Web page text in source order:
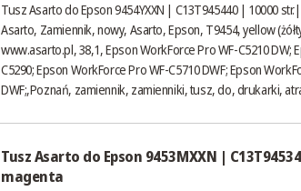
Tusz Asarto do Epson 9454YXXN | C13T945440 | 10000
Asarto, Zamiennik, nowy, Asarto, Epson, T9454, yellow
www.asarto.pl, 38,1, Epson WorkForce Pro WF-C5210 DW;
C5290; Epson WorkForce Pro WF-C5710 DWF; Epson
DWF;,Poznań, zamiennik, zamienniki, tusz, do, drukarki,
Tusz Asarto do Epson 9453MXXN |
magenta